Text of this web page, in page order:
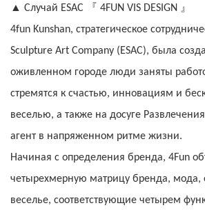
▲ Случай ESAC 『 4FUN VIS DESIGN 』
4fun Kunshan, стратегическое
Sculpture Art Company (ESAC), была
оживленном городе люди заняты
стремятся к счастью, инновациям и
веселью, а также на досуге
агент в напряженном ритме жизни.
Начиная с определения бренда, 4Fun
четырехмерную матрицу бренда, мода,
веселье, соответствующие четырем